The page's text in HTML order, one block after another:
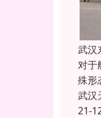
武汉
对于
殊形
武汉
21-